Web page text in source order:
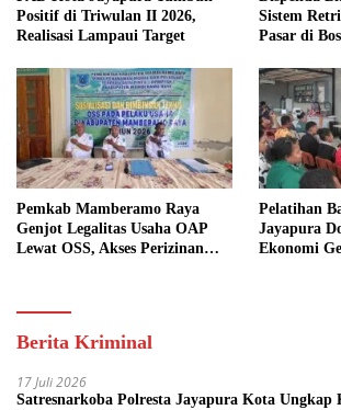
Positif di Triwulan II 2026,
Realisasi Lampaui Target
Sistem
Pasar di
Pemkab Mamberamo Raya
Genjot Legalitas Usaha OAP
Lewat OSS, Akses Perizinan
Pelatihan
Jayapura
Ekonomi
Berita Kriminal
17 Juli 2026
Satresnarkoba Polresta Jayapura Kota Ungkap